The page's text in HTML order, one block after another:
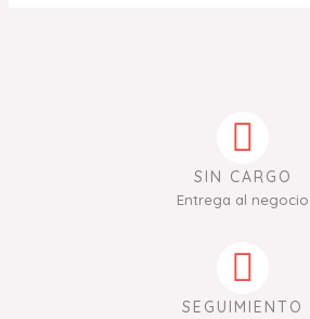
SIN CARGO
Entrega al negocio
SEGUIMIENTO